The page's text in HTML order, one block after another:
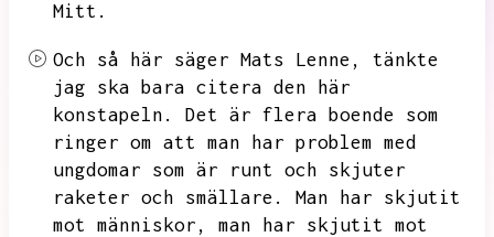
Mitt.
Och så här säger Mats Lenne,
tänkte
jag ska bara citera den här
konstapeln.
Det är flera boende som
ringer om att man har problem med
ungdomar som är runt och skjuter
raketer och smällare.
Man har skjutit
mot människor,
man har skjutit mot